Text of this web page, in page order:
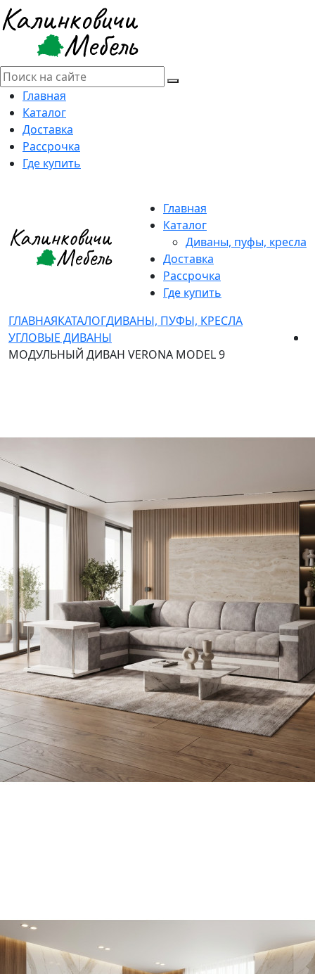
Главная
Каталог
Доставка
Рассрочка
Где купить
Главная
Каталог
Диваны, пуфы, кресла
Доставка
Рассрочка
Где купить
ГЛАВНАЯКАТАЛОГДИВАНЫ, ПУФЫ, КРЕСЛА
УГЛОВЫЕ ДИВАНЫ
МОДУЛЬНЫЙ ДИВАН VERONA MODEL 9